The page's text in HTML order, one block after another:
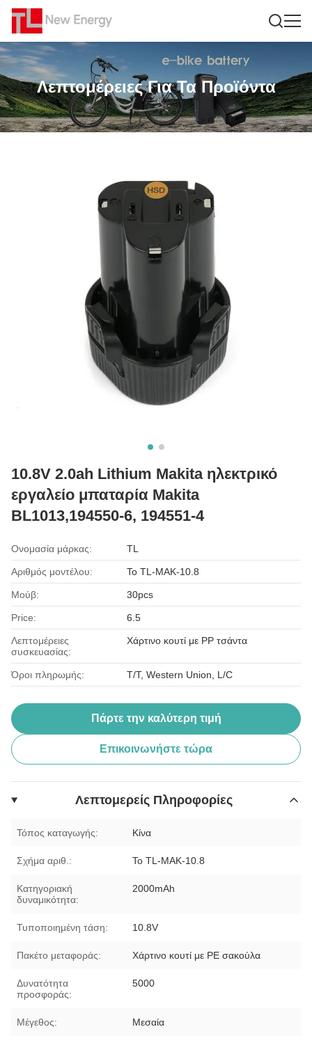
Λεπτομέρειες Για Τα Προϊόντα
10.8V 2.0ah Lithium Makita ηλεκτρικό
εργαλείο μπαταρία Makita
BL1013,194550-6, 194551-4
Ονομασία μάρκας: TL
Αριθμός μοντέλου: Το TL-MAK-10.8
Μούβ: 30pcs
Price: 6.5
Λεπτομέρειες
συσκευασίας:
Χάρτινο κουτί με PP τσάντα
Όροι πληρωμής: T/T, Western Union, L/C
Πάρτε την καλύτερη τιμή
Επικοινωνήστε τώρα
Λεπτομερείς Πληροφορίες
Τόπος καταγωγής: Κίνα
Σχήμα αριθ.: Το TL-MAK-10.8
Κατηγοριακή
δυναμικότητα:
2000mAh
Τυποποιημένη τάση: 10.8V
Πακέτο μεταφοράς: Χάρτινο κουτί με PE σακούλα
Δυνατότητα
προσφοράς:
5000
Μέγεθος: Μεσαία